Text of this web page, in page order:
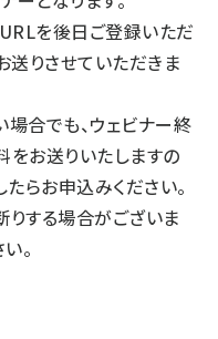
を後日ご登録いただ
送りさせていただきま
合でも、ウェビナー終
お送りいたしますの
らお申込みください。
する場合がございま
。